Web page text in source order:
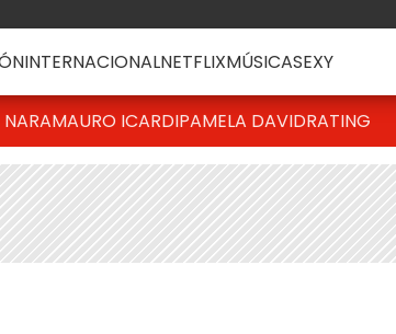
INTERNACIONALNETFLIXMÚSICASEXY
MAURO ICARDIPAMELA DAVIDRATING